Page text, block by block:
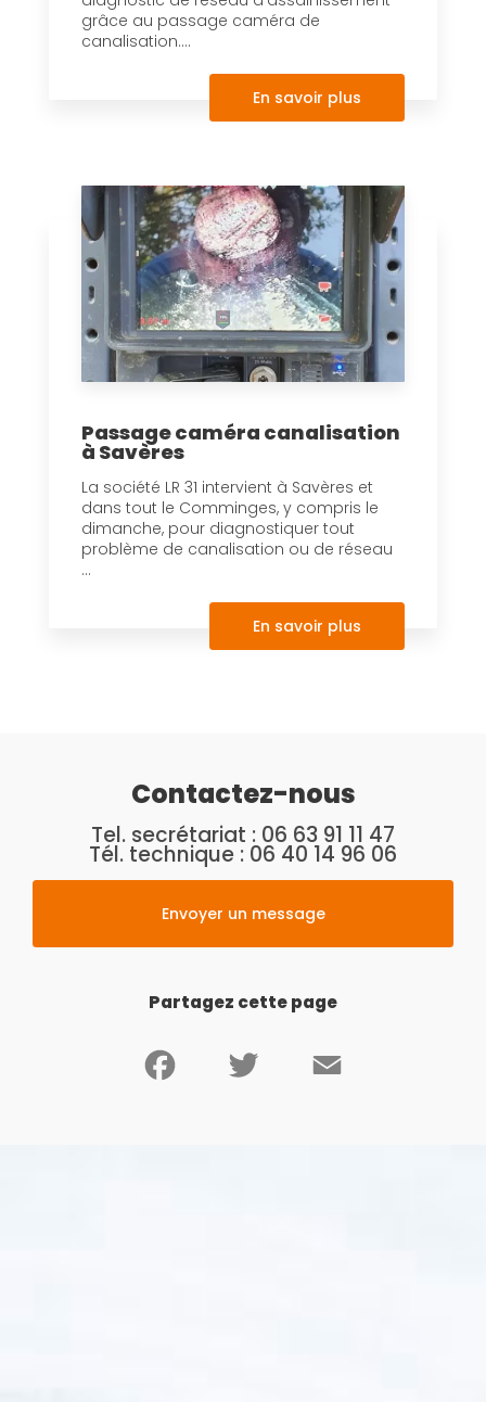
grâce au passage caméra de
canalisation....
En savoir plus
Passage caméra canalisation
à Savères
La société LR 31 intervient à Savères et
dans tout le Comminges, y compris le
dimanche, pour diagnostiquer tout
problème de canalisation ou de réseau
...
En savoir plus
Contactez-nous
Tel. secrétariat : 06 63 91 11 47
Tél. technique : 06 40 14 96 06
Envoyer un message
Partagez cette page